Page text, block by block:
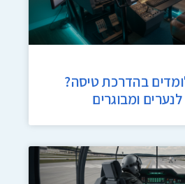
בהדרכת טיסה?
ומבוגרים